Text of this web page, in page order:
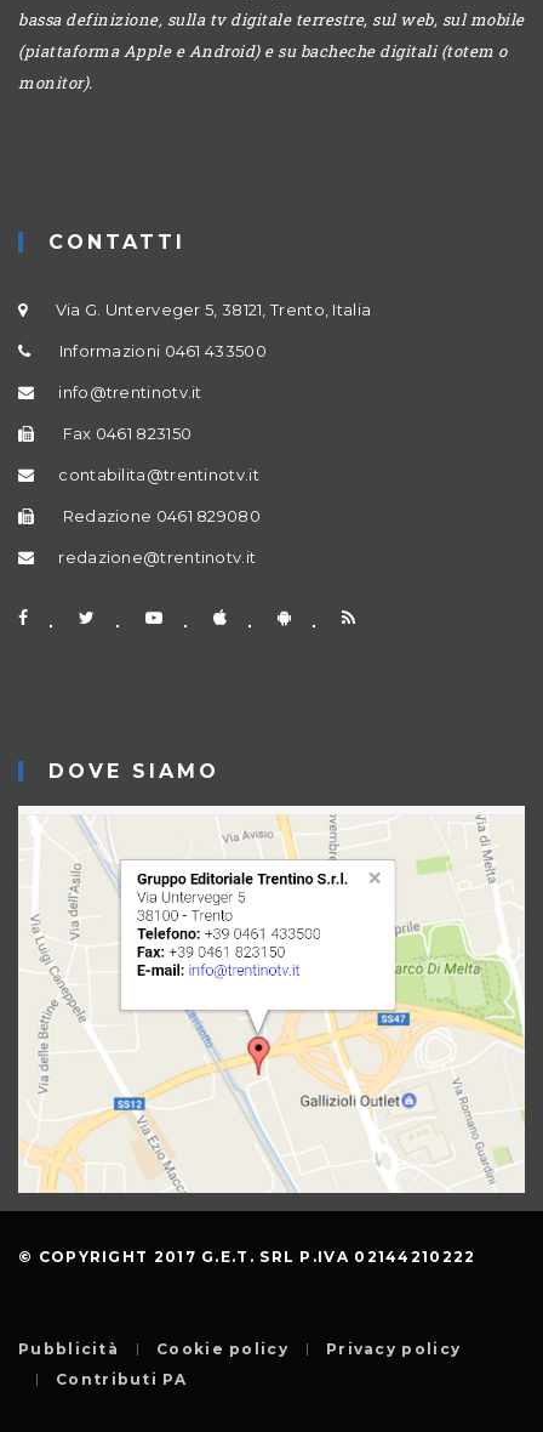
bassa definizione, sulla tv digitale terrestre, sul web, sul mobile
(piattaforma Apple e Android) e su bacheche digitali (totem o
monitor).
CONTATTI
Via G. Unterveger 5, 38121, Trento, Italia
Informazioni 0461 433500
info@trentinotv.it
Fax 0461 823150
contabilita@trentinotv.it
Redazione 0461 829080
redazione@trentinotv.it
DOVE SIAMO
© COPYRIGHT 2017 G.E.T. SRL P.IVA 02144210222
Pubblicità Cookie policy
Privacy policy
Contributi PA